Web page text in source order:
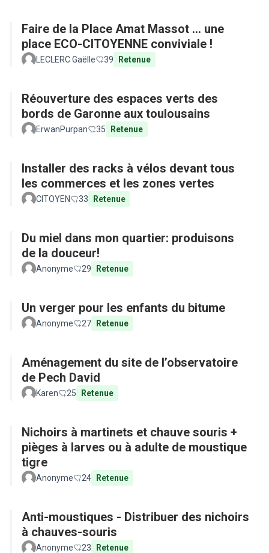
Faire de la Place Amat Massot ... une
place ECO-CITOYENNE conviviale !
LECLERC Gaëlle 39 Retenue
Réouverture des espaces verts des
bords de Garonne aux toulousains
ErwanPurpan 35 Retenue
Installer des racks à vélos devant tous
les commerces et les zones vertes
CITOYEN 33 Retenue
Du miel dans mon quartier: produisons
de la douceur!
Anonyme 29 Retenue
Un verger pour les enfants du bitume
Anonyme 27 Retenue
Aménagement du site de l’observatoire
de Pech David
Karen 25 Retenue
Nichoirs à martinets et chauve souris +
pièges à larves ou à adulte de moustique
tigre
Anonyme 24 Retenue
Anti-moustiques - Distribuer des nichoirs
à chauves-souris
Anonyme 23 Retenue